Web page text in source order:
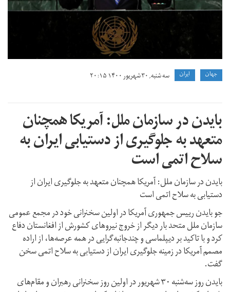
جهان ايران سه شنبه, ۳۰ شهریور ۱۴۰۰ ۲۰:۱۵
بایدن در سازمان ملل: آمریکا همچنان
متعهد به جلوگیری از دستیابی ایران به
سلاح اتمی است
بایدن در سازمان ملل: آمریکا همچنان متعهد به جلوگیری ایران از
دستیابی به سلاح اتمی است
جو بایدن رییس جمهوری آمریکا در اولین سخنرانی خود در مجمع عمومی
سازمان ملل متحد بار دیگر از خروج نیروهای کشورش از افغانستان دفاع
کرد و با تاکید بر دیپلماسی و چندجانبه‌گرایی در همه عرصه‌ها، از اراده
مصمم آمریکا در زمینه جلوگیری ایران از دستیابی به سلاح اتمی سخن
گفت.
بایدن روز سه‌شنبه ۳۰ شهریور در اولین روز سخنرانی رهبران و مقام‌های